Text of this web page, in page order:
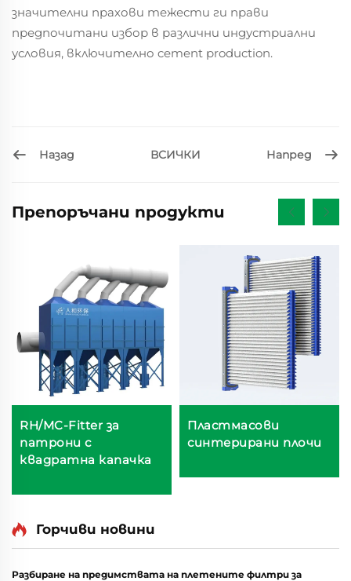
значителни прахови тежести ги прави
предпочитани избор в различни индустриални
условия, включително cement production.
Назад ВСИЧКИ Напред
Препоръчани продукти
RH/MC-Fitter за
патрони с
квадратна капачка
Пластмасови
синтерирани плочи
Горчиви новини
Разбиране на предимствата на плетените филтри за